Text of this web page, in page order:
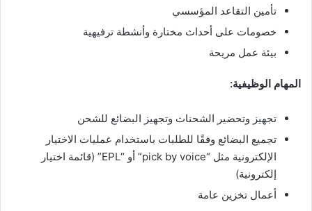
تأمين التقاعد المؤسسي
خصومات على أحداث مختارة وأنشطة ترفيهية
بيئة عمل مريحة
المهام الوظيفية:
تجهيز وتحضير الشحنات وتجهيز البضائع للشحن
تجميع البضائع وفقًا للطلبات باستخدام عمليات الاختيار
الإلكترونية مثل “pick by voice” أو “EPL” (قائمة اختيار
إلكترونية)
أعمال تخزين عامة